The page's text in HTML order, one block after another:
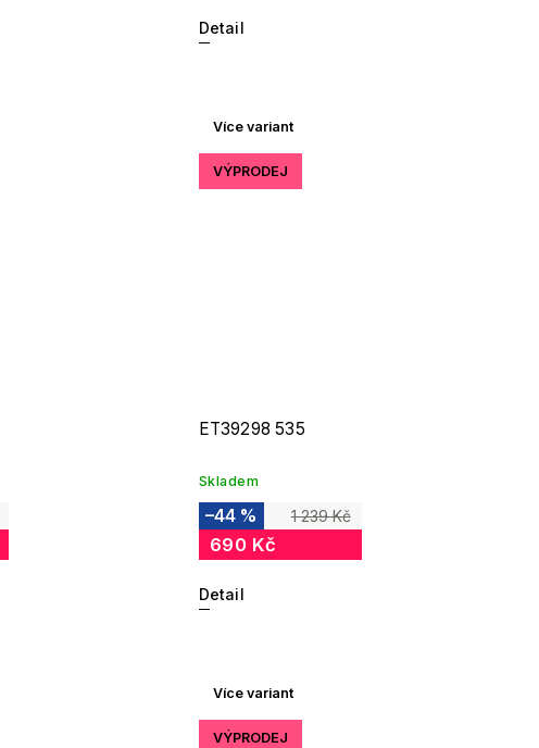
Detail
Více variant
VÝPRODEJ
ET39298 535
Skladem
1 239 Kč
–44 %
690 Kč
Detail
Více variant
VÝPRODEJ